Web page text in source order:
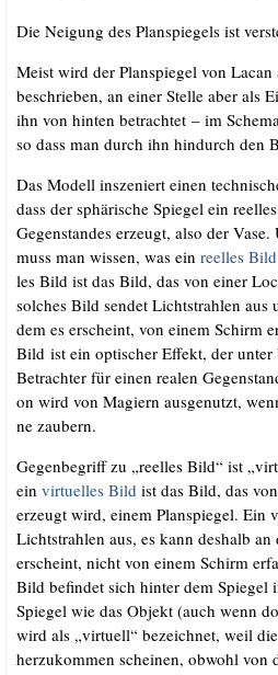
Die Nei­gung des Plan­spie­gels ist
Meist wird der Plan­spie­gel von
beschrie­ben, an einer Stel­le aber als
ihn von hin­ten betrach­tet – im
so dass man durch ihn hin­durch den
Das Modell insze­niert einen
dass der sphä­ri­sche Spie­gel ein
Gegen­stan­des erzeugt, also der
muss man wis­sen, was ein reel­les Bild
les Bild ist das Bild, das von einer
sol­ches Bild sen­det Licht­strah­len aus
dem es erscheint, von einem Schirm
Bild ist ein opti­scher Effekt, der unter
Betrach­ter für einen rea­len
on wird von Magi­ern aus­ge­nutzt,
ne zaubern.
Gegen­be­griff zu „reel­les Bild“ ist
ein vir­tu­el­les Bild ist das Bild, das
erzeugt wird, einem Plan­spie­gel. Ein
Licht­strah­len aus, es kann des­halb an
erscheint, nicht von einem Schirm
Bild befin­det sich hin­ter dem Spie­gel
Spie­gel wie das Objekt (auch wenn
wird als „vir­tu­ell“ bezeich­net, weil
her­zu­kom­men schei­nen, obwohl von